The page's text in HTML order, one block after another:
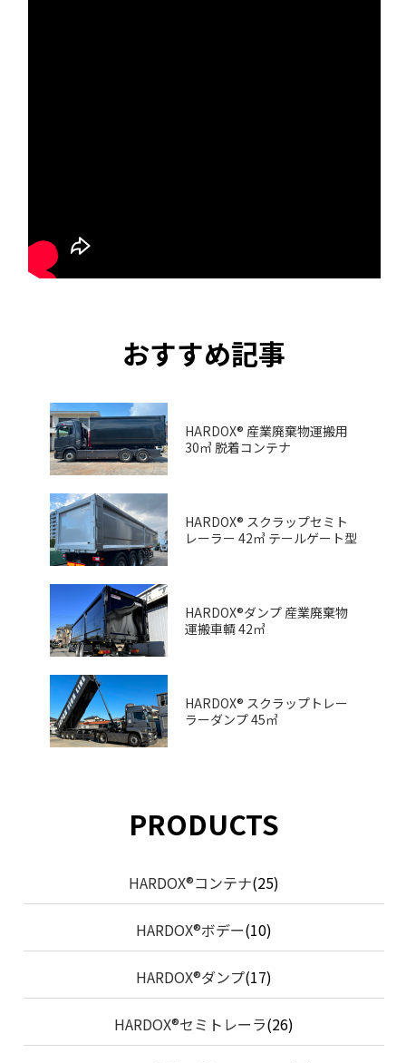
おすすめ記事
HARDOX® 産業廃棄物運搬用
30㎥ 脱着コンテナ
HARDOX® スクラップセミト
レーラー 42㎥ テールゲート型
HARDOX®ダンプ 産業廃棄物
運搬車輌 42㎥
HARDOX® スクラップトレー
ラーダンプ 45㎥
PRODUCTS
HARDOX®コンテナ(25)
HARDOX®ボデー(10)
HARDOX®ダンプ(17)
HARDOX®セミトレーラ(26)